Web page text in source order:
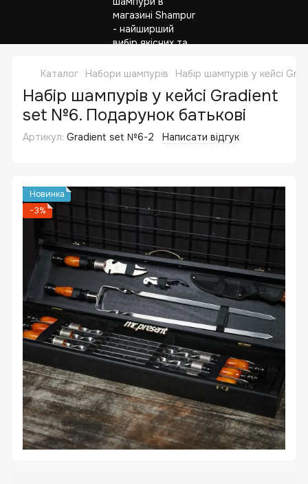
Каталог Набори шампурів Набір шампурів у кейсі
Набір шампурів у кейсі Gradient
set №6. Подарунок батькові
Артикул: Gradient set №6-2 Написати відгук
Новинка
−3%